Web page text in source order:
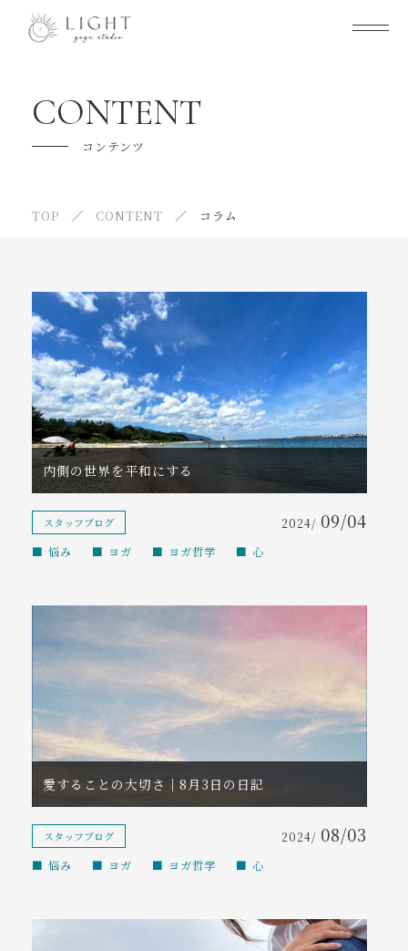
はじめての方へ
インストラクター紹介
Lightならではの魅力とは
お知らせ
コンテンツ
アクセス
ご予約・お問い合わせ
折り返しのご連絡をお待ちください。
CONTENT
コンテンツ
TOP CONTENT コラム
スタッフブログ 2024/ 09/04
悩み ヨガ ヨガ哲学 心
内側の世界を平和にする
スタッフブログ 2024/ 08/03
悩み ヨガ ヨガ哲学 心
愛することの大切さ｜8月3日の日記